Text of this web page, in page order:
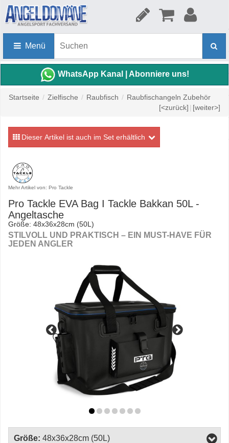
Menü
WhatsApp Kanal | Abonniere uns!
Startseite / Zielfische / Raubfisch / Raubfischangeln Zubehör
[<zurück] | [weiter>]
Dieser Artikel ist auch im Set erhältlich
Mehr Artikel von: Pro Tackle
Pro Tackle EVA Bag I Tackle Bakkan 50L -
Angeltasche
Größe: 48x36x28cm (50L)
STILVOLL UND PRAKTISCH – EIN MUST-HAVE FÜR
JEDEN ANGLER
Größe: 48x36x28cm (50L)